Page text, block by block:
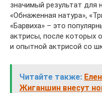
значимый результат для
«Обнаженная натура»,
«Барвиха» – это
актрисы, после которых
и опытной актрисой со
Читайте также:
Жиганшин внесут